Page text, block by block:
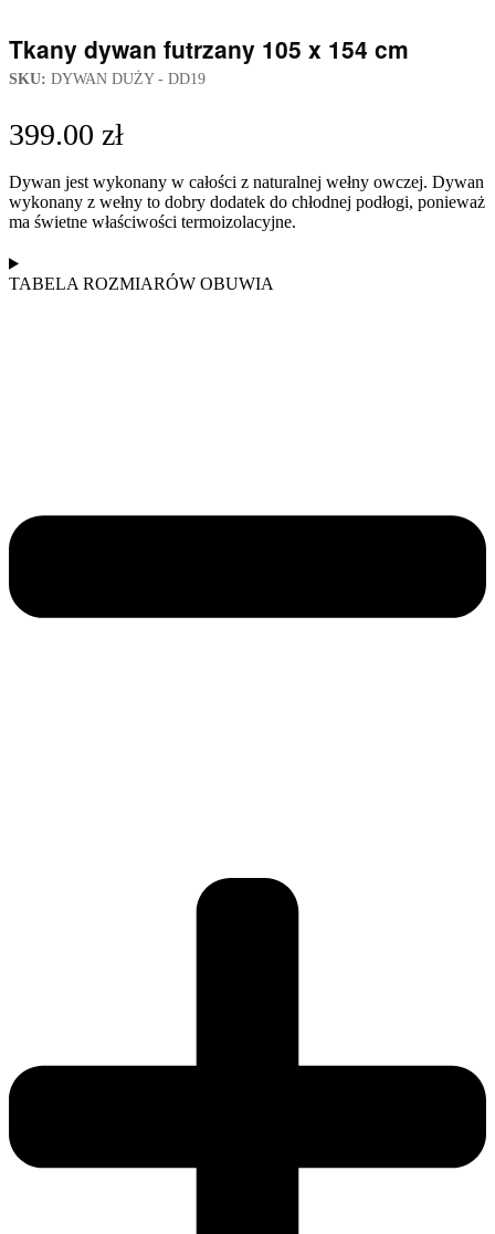
Tkany dywan futrzany 105 x 154 cm
SKU: DYWAN DUŻY - DD19
399.00 zł
Dywan jest wykonany w całości z naturalnej wełny owczej. Dywan
wykonany z wełny to dobry dodatek do chłodnej podłogi, ponieważ
ma świetne właściwości termoizolacyjne.
TABELA ROZMIARÓW OBUWIA